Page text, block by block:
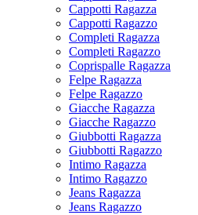
Cappotti Ragazza
Cappotti Ragazzo
Completi Ragazza
Completi Ragazzo
Coprispalle Ragazza
Felpe Ragazza
Felpe Ragazzo
Giacche Ragazza
Giacche Ragazzo
Giubbotti Ragazza
Giubbotti Ragazzo
Intimo Ragazza
Intimo Ragazzo
Jeans Ragazza
Jeans Ragazzo